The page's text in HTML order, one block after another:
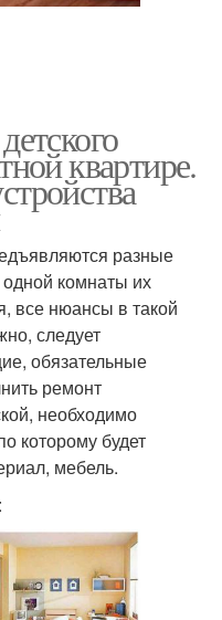
квартире.
разные
комнаты их
все нюансы в такой
следует
обязательные
ремонт
необходимо
которому будет
мебель.